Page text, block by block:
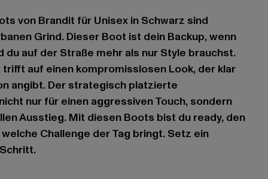
von Brandit für Unisex in Schwarz sind
Grind. Dieser Boot ist dein Backup, wenn
du auf der Straße mehr als nur Style brauchst.
auf einen kompromisslosen Look, der klar
angibt. Der strategisch platzierte
nur für einen aggressiven Touch, sondern
Ausstieg. Mit diesen Boots bist du ready, den
Challenge der Tag bringt. Setz ein